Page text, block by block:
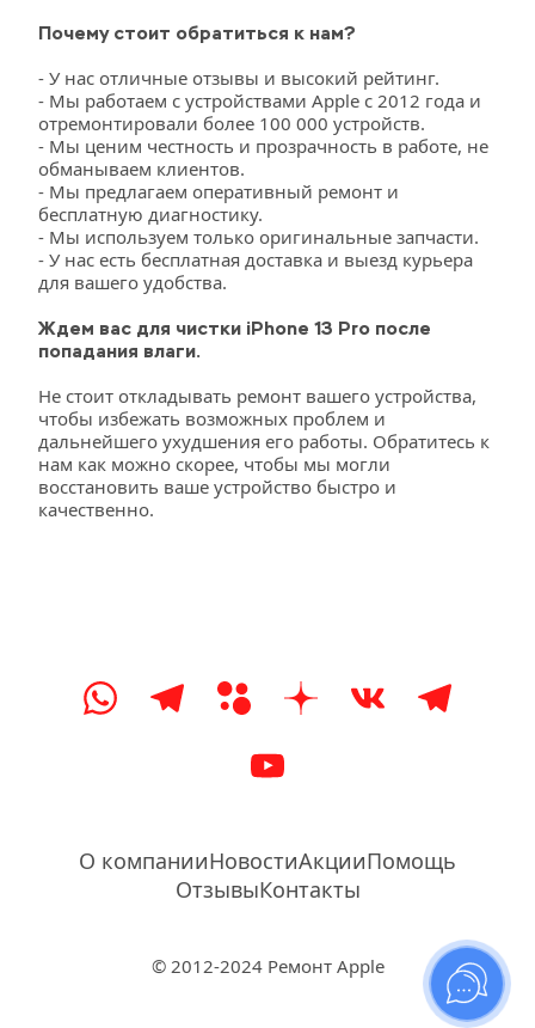
Почему стоит обратиться к нам?
- У нас отличные отзывы и высокий рейтинг.
- Мы работаем с устройствами Apple с 2012 года и
отремонтировали более 100 000 устройств.
- Мы ценим честность и прозрачность в работе, не
обманываем клиентов.
- Мы предлагаем оперативный ремонт и
бесплатную диагностику.
- Мы используем только оригинальные запчасти.
- У нас есть бесплатная доставка и выезд курьера
для вашего удобства.
Ждем вас для чистки iPhone 13 Pro после
попадания влаги.
Не стоит откладывать ремонт вашего устройства,
чтобы избежать возможных проблем и
дальнейшего ухудшения его работы. Обратитесь к
нам как можно скорее, чтобы мы могли
восстановить ваше устройство быстро и
качественно.
О компанииНовостиАкцииПомощь
ОтзывыКонтакты
© 2012-2024 Ремонт Apple